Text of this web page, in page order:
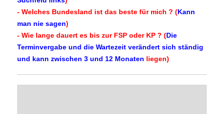
- Welches Bundesland ist das beste für mich ? (Kann
man nie sagen)
- Wie lange dauert es bis zur FSP oder KP ? (Die
Terminvergabe und die Wartezeit verändert sich ständig
und kann zwischen 3 und 12 Monaten liegen)